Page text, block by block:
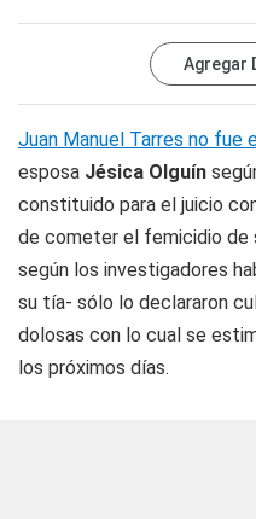
Agregar
Juan Manuel Tarres no fue
esposa Jésica Olguín
constituido para el juicio
de cometer el femicidio de
según los investigadores
su tía- sólo lo declararon
dolosas con lo cual se
los próximos días.